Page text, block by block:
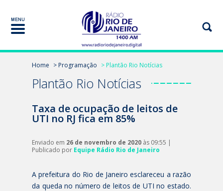
Home > Programação > Plantão Rio Notícias
Plantão Rio Notícias
Taxa de ocupação de leitos de
UTI no RJ fica em 85%
Enviado em 26 de novembro de 2020 às 09:55 |
Publicado por Equipe Rádio Rio de Janeiro
A prefeitura do Rio de Janeiro esclareceu a razão
da queda no número de leitos de UTI no estado.